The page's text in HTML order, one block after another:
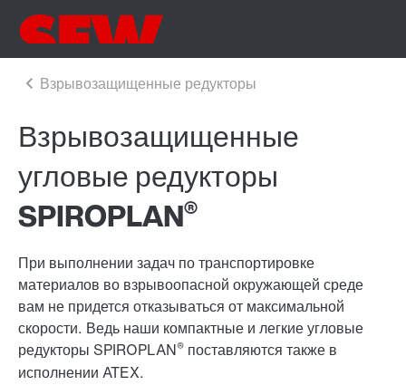
Взрывозащищенные
угловые редукторы
SPIROPLAN®
При выполнении задач по транспортировке
материалов во взрывоопасной окружающей среде
вам не придется отказываться от максимальной
скорости. Ведь наши компактные и легкие угловые
редукторы SPIROPLAN® поставляются также в
исполнении ATEX.